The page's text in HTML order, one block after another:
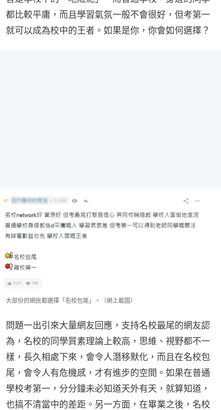
都比較平庸，而且學習氣氛一般不會很好，但考第一
就可以成為校中的王者。如果是你，你會如何選擇？
大部份的網民都選擇「名校包尾」。（網上截圖）
問題一出引來大量網友回應，支持名校最尾的網友認
為，名校的同學質素理論上較高，思維、視野都不一
樣，長久相處下來，會令人潛移默化，而且在名校包
尾，會令人有危機感，才有進步的空間。如果在普通
學校考第一，分分鐘未必知道天外有天，就算知道，
也搞不清當中的差距。另一方面，在畢業之後，名校